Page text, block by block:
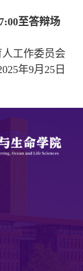
至答辩场
工作委员会
年9月25日